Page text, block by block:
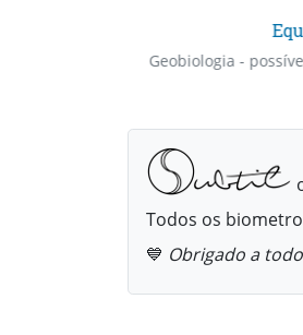
Geobiologia -
Todos os
💙 Obrigado a